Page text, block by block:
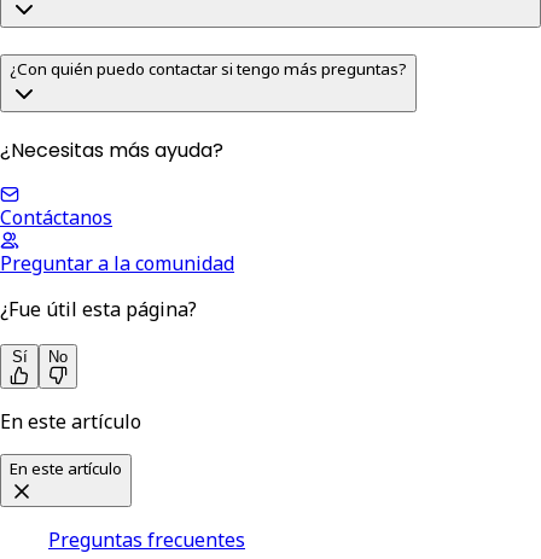
¿Con quién puedo contactar si tengo más preguntas?
¿Necesitas más ayuda?
Contáctanos
Preguntar a la comunidad
¿Fue útil esta página?
Sí No
En este artículo
En este artículo
Preguntas frecuentes